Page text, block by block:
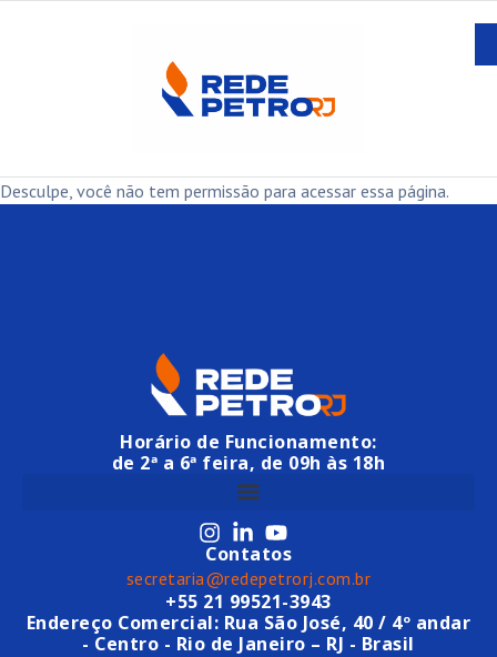
Desculpe, você não tem permissão para acessar essa página.
Horário de Funcionamento:
de 2ª a 6ª feira, de 09h às 18h
Contatos
secretaria@redepetrorj.com.br
+55 21 99521-3943
Endereço Comercial: Rua São José, 40 / 4º andar
- Centro - Rio de Janeiro – RJ - Brasil